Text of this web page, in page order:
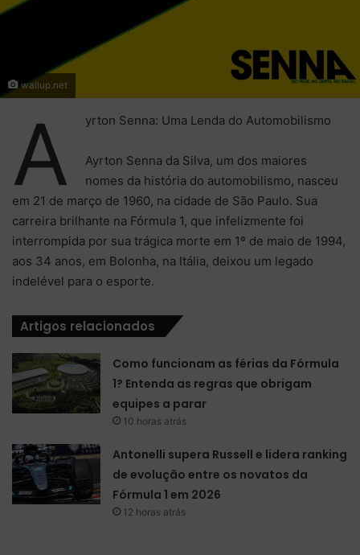
wallup.net
A yrton Senna: Uma Lenda do Automobilismo
Ayrton Senna da Silva, um dos maiores
nomes da história do automobilismo, nasceu
em 21 de março de 1960, na cidade de São Paulo. Sua
carreira brilhante na Fórmula 1, que infelizmente foi
interrompida por sua trágica morte em 1º de maio de 1994,
aos 34 anos, em Bolonha, na Itália, deixou um legado
indelével para o esporte.
Artigos relacionados
Como funcionam as férias da Fórmula
1? Entenda as regras que obrigam
equipes a parar
10 horas atrás
Antonelli supera Russell e lidera ranking
de evolução entre os novatos da
Fórmula 1 em 2026
12 horas atrás